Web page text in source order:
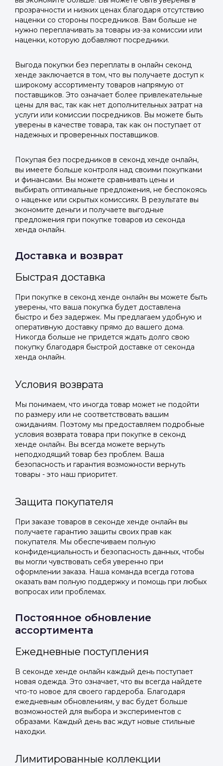
прозрачности и низких ценах благодаря отсутствию
наценки со стороны посредников. Вам больше не
нужно переплачивать за товары из-за комиссии или
наценки, которую добавляют посредники.
Выгода покупки без переплаты в онлайн секонд
хенде заключается в том, что вы получаете доступ к
широкому ассортименту товаров напрямую от
поставщиков. Это означает более привлекательные
цены для вас, так как нет дополнительных затрат на
услуги или комиссии посредников. Вы можете быть
уверены в качестве товара, так как он поступает от
надежных и проверенных поставщиков.
Покупая без посредников в секонд хенде онлайн,
вы имеете больше контроля над своими покупками
и финансами. Вы можете сравнивать цены и
выбирать оптимальные предложения, не беспокоясь
о наценке или скрытых комиссиях. В результате вы
экономите деньги и получаете выгодные
предложения при покупке товаров из секонда
хенда онлайн.
Доставка и возврат
Быстрая доставка
При покупке в секонд хенде онлайн вы можете быть
уверены, что ваша покупка будет доставлена
быстро и без задержек. Мы предлагаем удобную и
оперативную доставку прямо до вашего дома.
Никогда больше не придется ждать долго свою
покупку благодаря быстрой доставке от секонда
хенда онлайн.
Условия возврата
Мы понимаем, что иногда товар может не подойти
по размеру или не соответствовать вашим
ожиданиям. Поэтому мы предоставляем подробные
условия возврата товара при покупке в секонд
хенде онлайн. Вы всегда можете вернуть
неподходящий товар без проблем. Ваша
безопасность и гарантия возможности вернуть
товары - это наш приоритет.
Защита покупателя
При заказе товаров в секонде хенде онлайн вы
получаете гарантию защиты своих прав как
покупателя. Мы обеспечиваем полную
конфиденциальность и безопасность данных, чтобы
вы могли чувствовать себя уверенно при
оформлении заказа. Наша команда всегда готова
оказать вам полную поддержку и помощь при любых
вопросах или проблемах.
Постоянное обновление
ассортимента
Ежедневные поступления
В секонде хенде онлайн каждый день поступает
новая одежда. Это означает, что вы всегда найдете
что-то новое для своего гардероба. Благодаря
ежедневным обновлениям, у вас будет больше
возможностей для выбора и экспериментов с
образами. Каждый день вас ждут новые стильные
находки.
Лимитированные коллекции